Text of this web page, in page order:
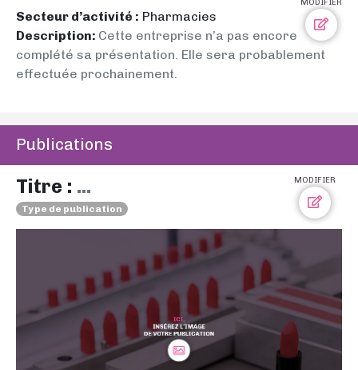
MODIFIER
Secteur d’activité : Pharmacies
Description: Cette entreprise n’a pas encore
complété sa présentation. Elle sera probablement
effectuée prochainement.
Publications
MODIFIER
Titre : ...
Type de publication